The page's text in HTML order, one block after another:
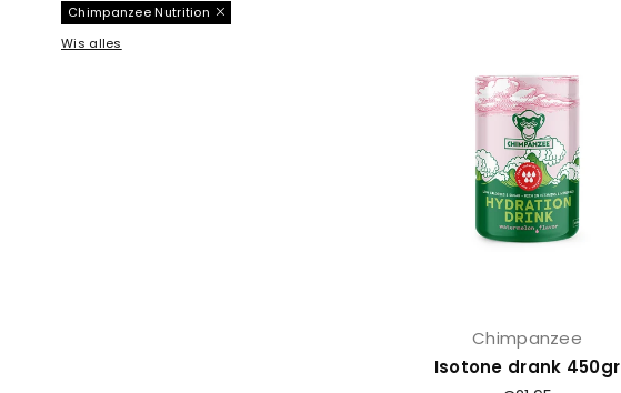
Chimpanzee
Isotone drank 450gr
Chimpanzee Nutrition
Wis alles